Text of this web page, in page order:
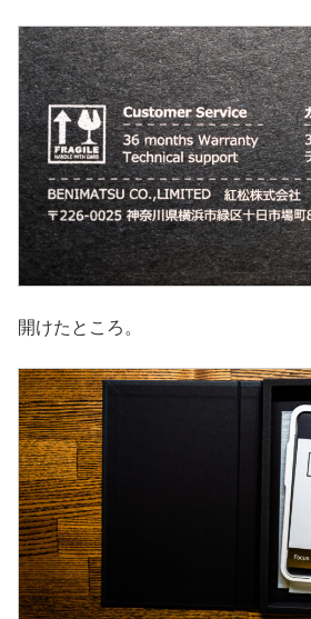
開けたところ。